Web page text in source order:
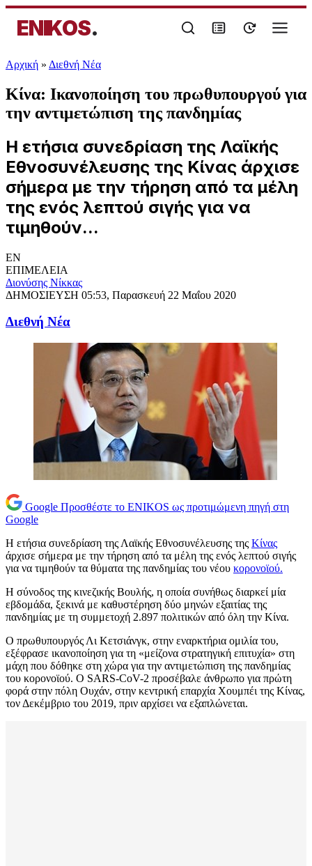
ENIKOS.
Αρχική » Διεθνή Νέα
Κίνα: Ικανοποίηση του πρωθυπουργού για
την αντιμετώπιση της πανδημίας
Η ετήσια συνεδρίαση της Λαϊκής
Εθνοσυνέλευσης της Κίνας άρχισε
σήμερα με την τήρηση από τα μέλη
της ενός λεπτού σιγής για να
τιμηθούν...
EN
ΕΠΙΜΕΛΕΙΑ
Διονύσης Νίκκας
ΔΗΜΟΣΙΕΥΣΗ 05:53, Παρασκευή 22 Μαΐου 2020
Διεθνή Νέα
Google Προσθέστε το ENIKOS ως προτιμώμενη πηγή στη
Google
Η ετήσια συνεδρίαση της Λαϊκής Εθνοσυνέλευσης της Κίνας
άρχισε σήμερα με την τήρηση από τα μέλη της ενός λεπτού σιγής
για να τιμηθούν τα θύματα της πανδημίας του νέου κορονοϊού.
Η σύνοδος της κινεζικής Βουλής, η οποία συνήθως διαρκεί μία
εβδομάδα, ξεκινά με καθυστέρηση δύο μηνών εξαιτίας της
πανδημίας με τη συμμετοχή 2.897 πολιτικών από όλη την Κίνα.
Ο πρωθυπουργός Λι Κετσιάνγκ, στην εναρκτήρια ομιλία του,
εξέφρασε ικανοποίηση για τη «μείζονα στρατηγική επιτυχία» στη
μάχη που δόθηκε στη χώρα για την αντιμετώπιση της πανδημίας
του κορονοϊού. Ο SARS-CoV-2 προσέβαλε άνθρωπο για πρώτη
φορά στην πόλη Ουχάν, στην κεντρική επαρχία Χουμπέι της Κίνας,
τον Δεκέμβριο του 2019, πριν αρχίσει να εξαπλώνεται.